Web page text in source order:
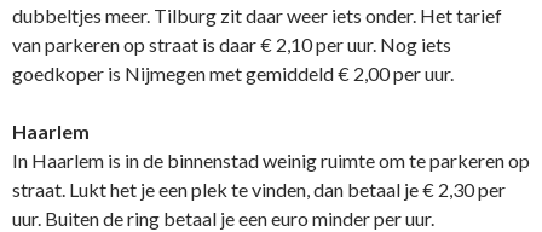
dubbeltjes meer. Tilburg zit daar weer iets onder. Het tarief
van parkeren op straat is daar € 2,10 per uur. Nog iets
goedkoper is Nijmegen metgemiddeld € 2,00 per uur.
Haarlem
In Haarlem is in de binnenstad weinig ruimte om te parkeren op
straat. Lukt het je een plek te vinden, dan betaal je € 2,30 per
uur. Buiten de ring betaal je een euro minder per uur.